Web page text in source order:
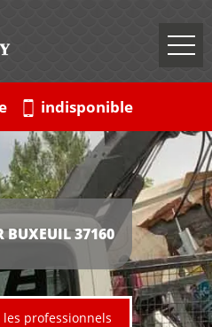
indisponible
BUXEUIL 37160
professionnels